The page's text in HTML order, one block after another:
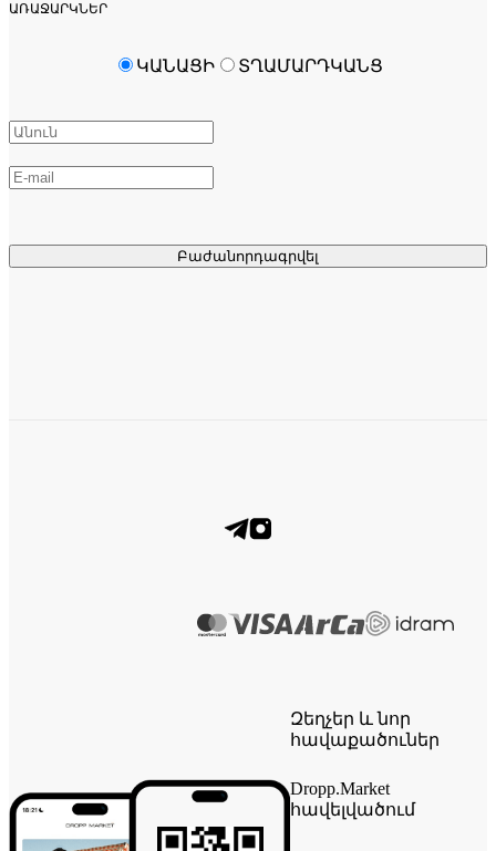
ՌԱՋԱՐԿՆԵՐ
Բաժանորդագրվել
ԿԱՆԱՑԻ ՏՂԱՄԱՐԴԿԱՆՑ
Զեղչեր և նոր
հավաքածուներ
Dropp.Market
հավելվածում